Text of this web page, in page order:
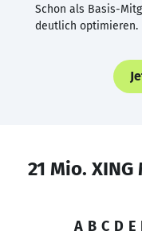
Schon als Basis-
deutlich optimieren.
21 Mio.
A B C D E